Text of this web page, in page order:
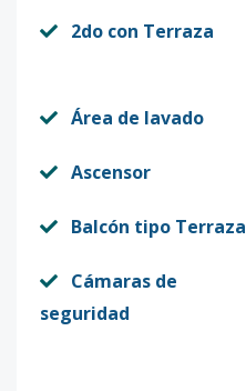
2do con Terraza
Área de lavado
Ascensor
Balcón tipo Terraza
Cámaras de
seguridad